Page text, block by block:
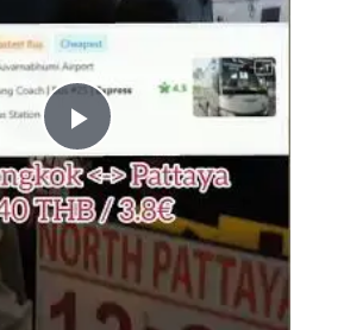
P
l
a